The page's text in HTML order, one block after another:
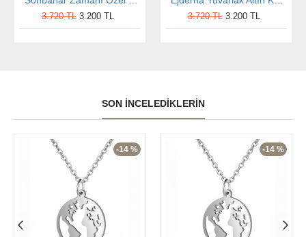
3.720 TL 3.200 TL 3.720 TL 3.200 TL
SON İNCELEDIKLERIN
-14 % -14 %